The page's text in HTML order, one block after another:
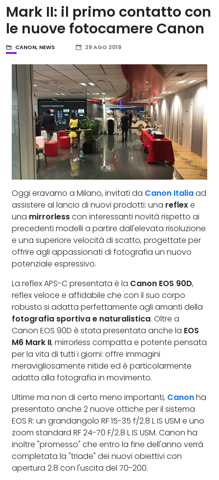
Mark II: il primo contatto con
le nuove fotocamere Canon
CANON, NEWS 29 AGO 2019
Oggi eravamo a Milano, invitati da Canon Italiaad
assistere al lancio di nuovi prodotti: una reflexe
una mirrorlesscon interessanti novità rispetto ai
precedenti modelli a partire dall'elevata risoluzione
e una superiore velocità di scatto, progettate per
offrire agli appassionati di fotografia un nuovo
potenziale espressivo.
La reflex APS-C presentata è la Canon EOS 90D,
reflex veloce e affidabile che con il suo corpo
robusto si adatta perfettamente agli amanti della
fotografia sportiva e naturalistica. Oltre a
Canon EOS 90D è stata presentata anche la EOS
M6 Mark II, mirrorless compatta e potente pensata
per la vita di tutti i giorni: offre immagini
meravigliosamente nitide ed è particolarmente
adatta alla fotografia in movimento.
Ultime ma non di certo meno importanti, Canonha
presentato anche 2 nuove ottiche per il sistema
EOS R: un grandangolo RF 15-35 f/2.8 L IS USM e uno
zoom standard RF 24-70 F/2.8 L IS USM. Canon ha
inoltre "promesso" che entro la fine dell'anno verrà
completata la "triade" dei nuovi obiettivi con
apertura 2.8 con l'uscita del 70-200.